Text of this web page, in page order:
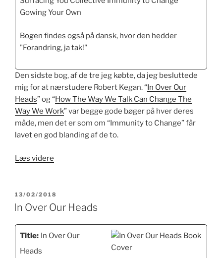
Gowing Your Own
Bogen findes også på dansk, hvor den hedder
"Forandring, ja tak!"
Den sidste bog, af de tre jeg købte, da jeg besluttede
mig for at nærstudere Robert Kegan. “ In Over Our
Heads” og “How The Way We Talk Can Change The
Way We Work” var begge gode bøger på hver deres
måde, men det er som om “Immunity to Change” får
lavet en god blanding af de to.
Læs videre
UDGIVET
DEN
13/02/2018
In Over Our Heads
Title: In Over Our
Heads